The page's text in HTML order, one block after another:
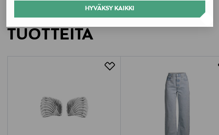
HYVÄKSY KAIKKI
customerservice-fi@triumph.com
Triumph, alushousut, pikkuhousut, pitsialushousut,
hipsterit, alusvaatteet
LISÄÄ KIINNOSTAVIA
TUOTTEITA